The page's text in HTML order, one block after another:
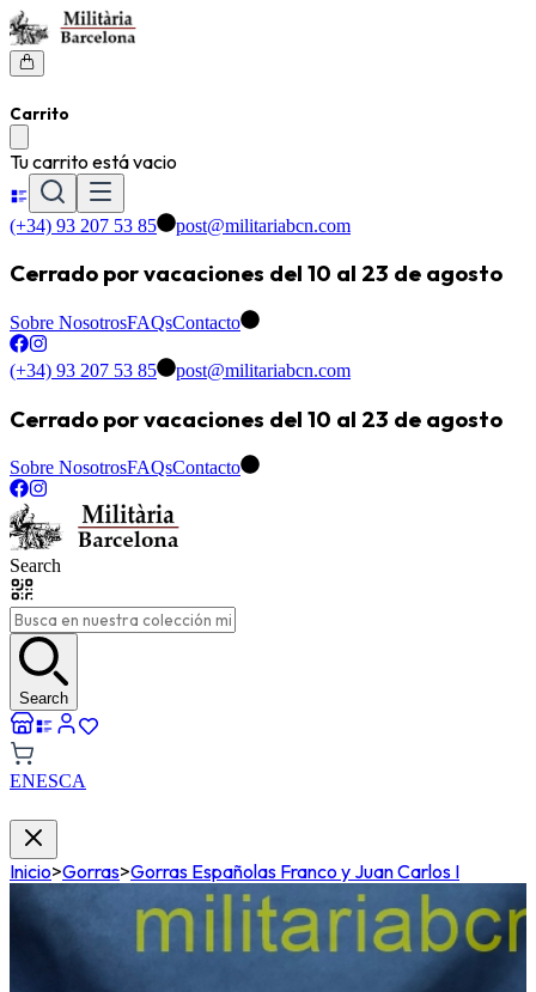
Carrito
Tu carrito está vacio
(+34) 93 207 53 85 post@militariabcn.com
Cerrado por vacaciones del 10 al 23 de agosto
Sobre NosotrosFAQsContacto
(+34) 93 207 53 85 post@militariabcn.com
Cerrado por vacaciones del 10 al 23 de agosto
Sobre NosotrosFAQsContacto
Search
Search
ENESCA
Inicio>Gorras>Gorras Españolas Franco y Juan Carlos I